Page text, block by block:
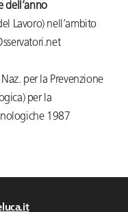
dell’anno
Lavoro) nell’ambito
Naz. per la Prevenzione
per la
1987